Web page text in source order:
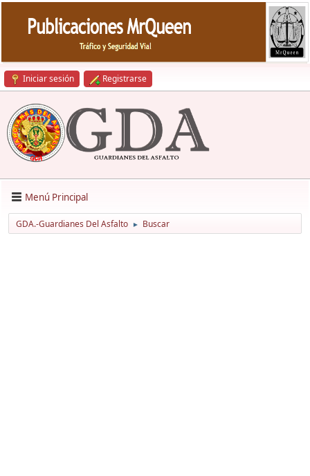
Iniciar sesión Registrarse
Menú Principal
GDA.-Guardianes Del Asfalto ► Buscar